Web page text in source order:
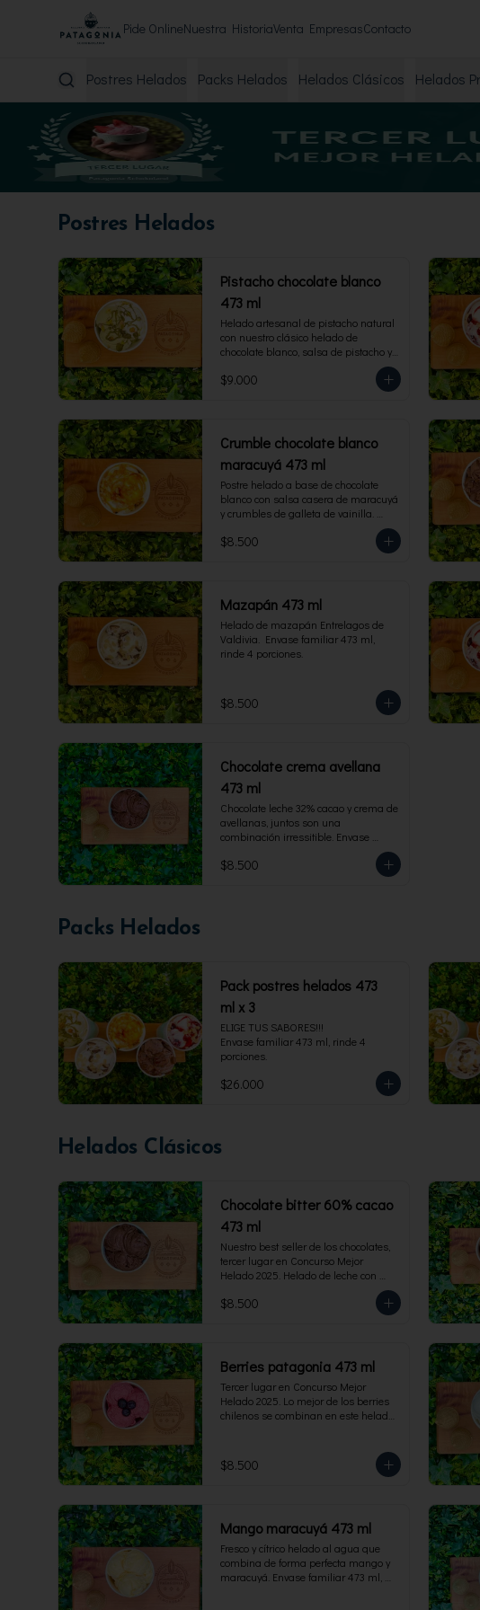
Pide OnlineNuestra HistoriaVenta EmpresasContacto
Postres Helados Packs Helados Helados Clásicos Helados
Postres Helados
Pistacho chocolate blanco
473 ml
Helado artesanal de pistacho natural
con nuestro clásico helado de
chocolate blanco, salsa de pistacho y
trocitos de pistacho. Envase familiar
473 ml, rinde 4 porciones.
$9.000
Crumble chocolate blanco
maracuyá 473 ml
Postre helado a base de chocolate
blanco con salsa casera de maracuyá
y crumbles de galleta de vainilla.
porciones.
$8.500
Mazapán 473 ml
Helado de mazapán Entrelagos de
Valdivia.  Envase familiar 473 ml,
rinde 4 porciones.
$8.500
Chocolate crema avellana
473 ml
Chocolate leche 32% cacao y crema de
avellanas, juntos son una
combinación irressitible. Envase
$8.500
Packs Helados
Pack postres helados 473
ml x 3
ELIGE TUS SABORES!!!
Envase familiar 473 ml, rinde 4
porciones.
$26.000
Helados Clásicos
Chocolate bitter 60% cacao
473 ml
Nuestro best seller de los chocolates,
tercer lugar en Concurso Mejor
Helado 2025. Helado de leche con
cacao de origen de intensidad al 60%.
Envase familiar 473 ml, rinde 4
$8.500
Berries patagonia 473 ml
Tercer lugar en Concurso Mejor
Helado 2025. Lo mejor de los berries
chilenos se combinan en este helado
Veganos. Sin lactosa. Envase familiar
473 ml. Rinde 4 porciones.
$8.500
Mango maracuyá 473 ml
Fresco y cítrico helado al agua que
combina de forma perfecta mango y
maracuyá. Envase familiar 473 ml,